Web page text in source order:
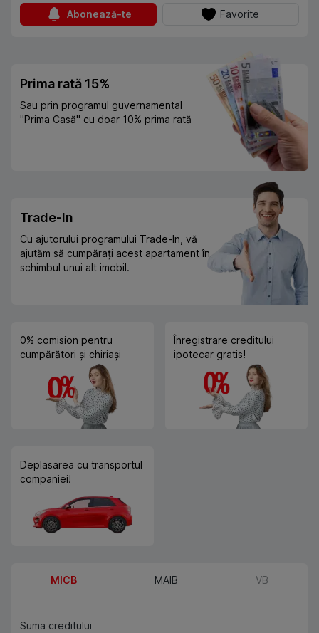
Abonează-te Favorite
Prima rată 15%
Sau prin programul guvernamental
"Prima Casă" cu doar 10% prima rată
Trade-In
Cu ajutorului programului Trade-In, vă
ajutăm să cumpărați acest apartament în
schimbul unui alt imobil.
0% comision pentru
cumpărători și chiriași
Înregistrare creditului
ipotecar gratis!
Deplasarea cu transportul
companiei!
MICB MAIB VB
Suma creditului